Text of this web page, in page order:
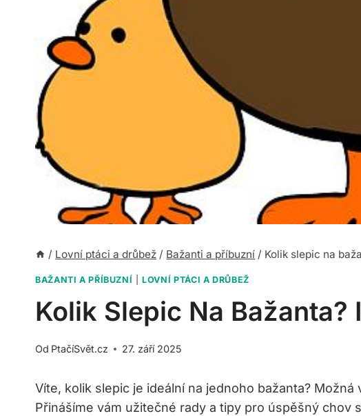
/ Lovní ptáci a drůbež / Bažanti a příbuzní / Kolik slepic na
BAŽANTI A PŘÍBUZNÍ |LOVNÍ PTÁCI A DRŮBEŽ
Kolik Slepic Na
Od PtačíSvět.cz 27. září 2025
Víte, kolik slepic je ideální na jednoho bažanta?
Přinášíme vám užitečné rady a tipy pro úspěšný